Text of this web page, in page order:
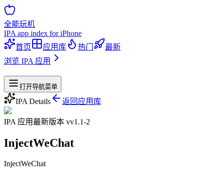
全能玩机
IPA app index for iPhone
首页
应用库 热门
最新
浏览 IPA 应用
站点导航
打开导航菜单
IPA Details 返回应用库
IPA 应用最新版本 vv1.1-2
InjectWeChat
InjectWeChat